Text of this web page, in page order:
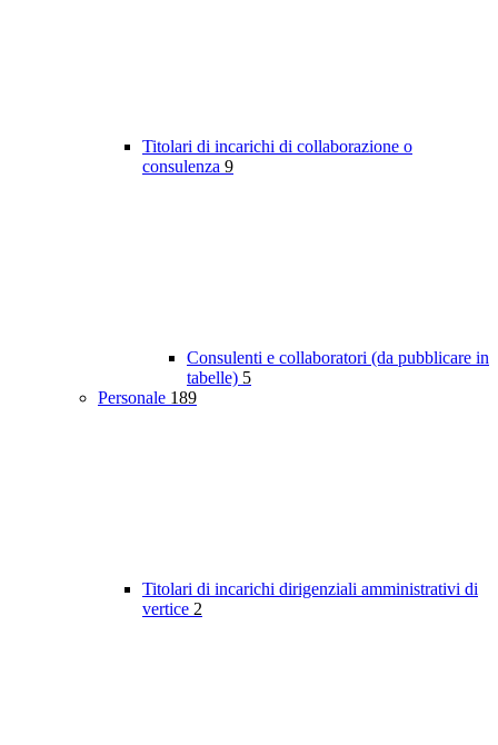
Titolari di incarichi di collaborazione o
consulenza 9
Consulenti e collaboratori (da pubblicare in
tabelle) 5
Personale 189
Titolari di incarichi dirigenziali amministrativi di
vertice 2